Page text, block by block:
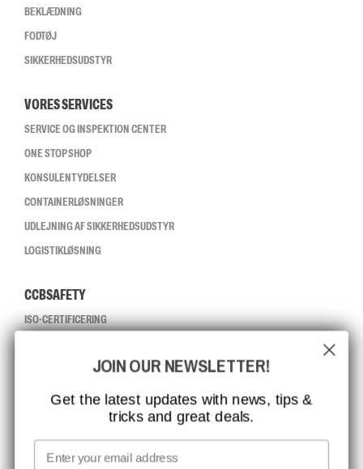
BEKLÆDNING
FODTØJ
SIKKERHEDSUDSTYR
VORES SERVICES
SERVICE OG INSPEKTION CENTER
ONE STOP SHOP
KONSULENTYDELSER
CONTAINERLØSNINGER
UDLEJNING AF SIKKERHEDSUDSTYR
LOGISTIKLØSNING
CCBSAFETY
ISO-CERTIFICERING
MISSION, VISION OG VÆRDIER
KONTAKT
JOB HOS CCBSAFETY
MEDIA
VI TAGER ANSVAR
JOIN OUR NEWSLETTER!
Get the latest updates with news, tips &
tricks and great deals.
Email